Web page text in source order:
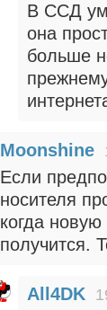
В ССД
она
больше
Moonshine
Если
носителя
когда
получится.
All4DK